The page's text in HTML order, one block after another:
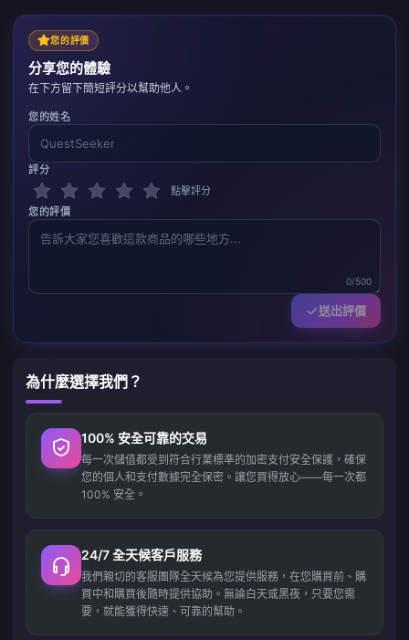
您的評價
分享您的體驗
在下方留下簡短評分以幫助他人。
您的姓名
評分
點擊評分
您的評價
0/500
送出評價
為什麼選擇我們？
100% 安全可靠的交易
每一次儲值都受到符合行業標準的加密支付安全保護，確保
您的個人和支付數據完全保密。讓您買得放心——每一次都
100% 安全。
24/7 全天候客戶服務
我們親切的客服團隊全天候為您提供服務，在您購買前、購
買中和購買後隨時提供協助。無論白天或黑夜，只要您需
要，就能獲得快速、可靠的幫助。